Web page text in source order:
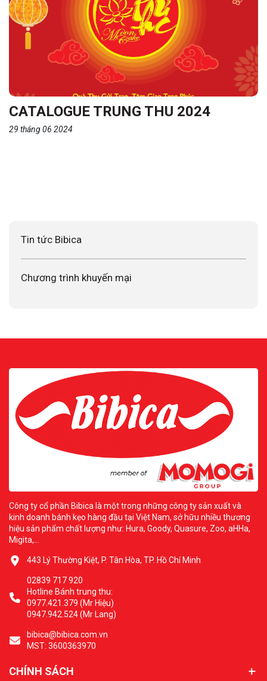
Tin tức Bibica
Chương trình khuyến mại
CATALOGUE TRUNG THU 2024
29 tháng 06 2024
Công ty cổ phần Bibica là một trong những công ty sản xuất và
kinh doanh bánh kẹo hàng đầu tại Việt Nam, sở hữu nhiều thương
hiệu sản phẩm chất lượng như: Hura, Goody, Quasure, Zoo, aHHa,
Migita,...
443 Lý Thường Kiệt, P. Tân Hòa, TP. Hồ Chí Minh
02839 717 920
Hotline Bánh trung thu:
0977.421.379 (Mr Hiệu)
0947.942.524 (Mr Lang)
bibica@bibica.com.vn
MST: 3600363970
CHÍNH SÁCH